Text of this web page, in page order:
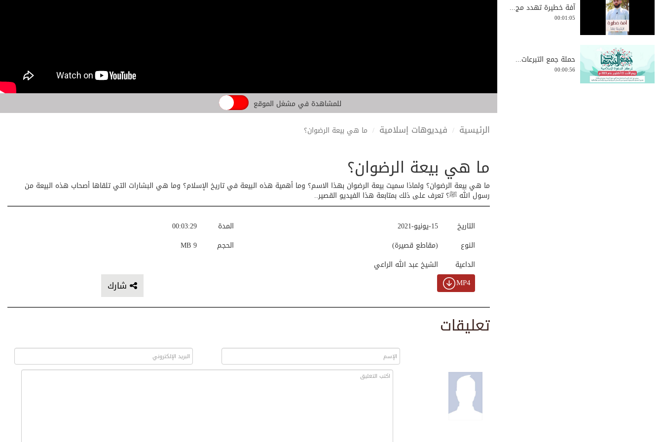
للمشاهدة في مشغل الموقع
الرئيسية فيديوهات إسلامية ما هي بيعة الرضوان؟
ما هي بيعة الرضوان؟
ما هي بيعة الرضوان؟ ولماذا سميت بيعة الرضوان بهذا الاسم؟ وما أهمية هذه البيعة في تاريخ الإسلام؟ وما هي البشارات التي تلقاها أصحاب هذه البيعة من
رسول الله ﷺ؟ تعرف على ذلك بمتابعة هذا الفيديو القصير..
00:03:29
المدة
9 MB
الحجم
15-يونيو-2021
التاريخ
(مقاطع قصيرة)
النوع
الشيخ عبد الله الراعي
الداعية
شارك MP4
تعليقات
آفة خطيرة تهدد مج...
00:01:05
حملة جمع التبرعات...
00:00:56